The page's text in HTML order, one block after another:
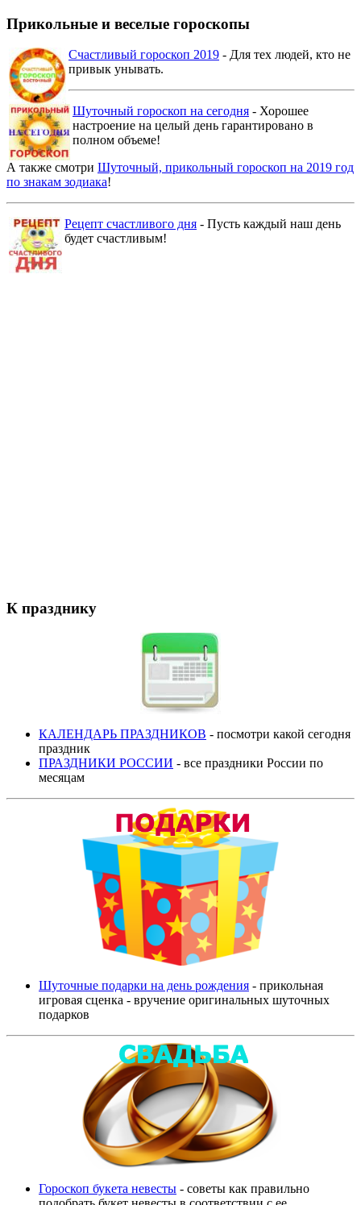
Прикольные и веселые гороскопы
Счастливый гороскоп 2019 - Для тех людей, кто не
привык унывать.
Шуточный гороскоп на сегодня - Хорошее
настроение на целый день гарантировано в
полном объеме!
А также смотри Шуточный, прикольный гороскоп на 2019 год
по знакам зодиака!
Рецепт счастливого дня - Пусть каждый наш день
будет счастливым!
К празднику
КАЛЕНДАРЬ ПРАЗДНИКОВ - посмотри какой сегодня
праздник
ПРАЗДНИКИ РОССИИ - все праздники России по
месяцам
Шуточные подарки на день рождения - прикольная
игровая сценка - вручение оригинальных шуточных
подарков
Гороскоп букета невесты - советы как правильно